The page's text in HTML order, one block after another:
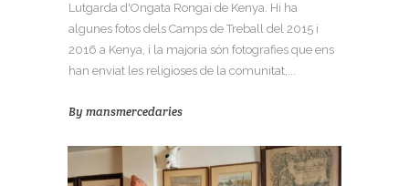
Lutgarda d'Ongata Rongai de Kenya. Hi ha
algunes fotos dels Camps de Treball del 2015 i
2016 a Kenya, i la majoria són fotografies que ens
han enviat les religioses de la comunitat,...
By mansmercedaries